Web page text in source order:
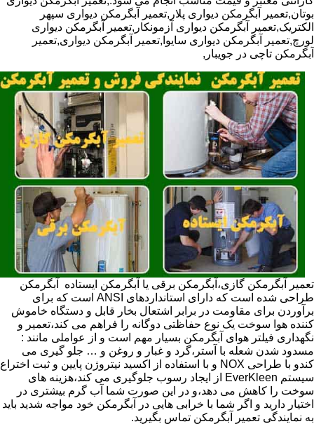
بوتان,تعمیر آبگرمکن دیواری پلار,تعمیر آبگرمکن دیواری سپهر
الکتریک,تعمیر آبگرمکن دیواری آزمونکار,تعمیر آبگرمکن دیواری
لورچ,تعمیر آبگرمکن دیواری سایوا,تعمیر آبگرمکن دیواری,تعمیر
آبگرمکن تاچی در جویبار,
تعمیر آبگرمکن گازی،آبگرمکن برقی یا آبگرمکن ایستاده ​ آبگرمکن
طراحی شده است که دارای استانداردهای ANSI است که برای
برآوردن برای مقاومت در برابر اشتعال بخار قابل و دستگاه خاموش
کننده هوا سوخت یک نوع حفاظتی دوگانه را فراهم می کند،تعمیر و
نگهداری فیلتر هوای آبگرمکن بسیار مهم است و از عواملی مانند :
مسدود شدن شعله با آستر،گرد و غبار و روغن و … جلو گیری می
کندو با طراحی NOX و با استفاده از اکسید نیتروژن پایین و ثبت اختراع
سیستم EverKleen از ایجاد رسوب جلوگیری می کند،هزینه های
سوخت را کاهش می دهد،و در این صورت شما آب گرم بیشتری در
اختیار دارید و اگر شما با خرابی هایی در آبگرمکن خود مواجه شدید باید
به نمایندگی تعمیر آبگرمکن تماس بگیرید.